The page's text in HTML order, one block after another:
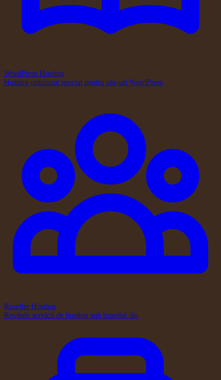
WordPress Hosting
Hosting optimizat special pentru site-uri WordPress
Reseller Hosting
Revinde servicii de hosting sub brandul tău